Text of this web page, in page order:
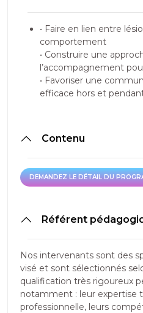
• Faire en lien entre
comportement
• Construire une
l’accompagnement
• Favoriser une
efficace hors et
Contenu
DEMANDEZ LE DÉTAIL DU
DEMANDEZ LE DÉTAIL DU
Référent
Nos intervenants sont des
visé et sont sélectionnés
qualification très rigoureux
notamment : leur expertise
professionnelle, leurs